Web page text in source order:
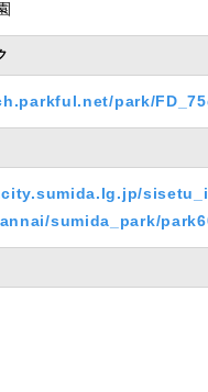
park/
sumida_park/